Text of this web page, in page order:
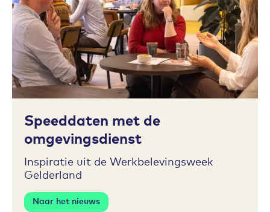
Toevoegen aan favorieten
Speeddaten met de
omgevingsdienst
Inspiratie uit de Werkbelevingsweek
Gelderland
Naar het nieuws